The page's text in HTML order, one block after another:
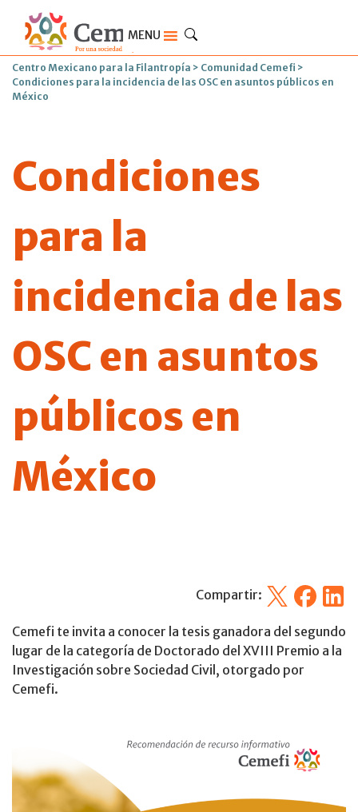
MENU
Centro Mexicano para la Filantropía > Comunidad Cemefi >
Condiciones para la incidencia de las OSC en asuntos públicos en
México
Condiciones
para la
incidencia de las
OSC en asuntos
públicos en
México
Compartir: X Facebook
Cemefi te invita a conocer la tesis ganadora del segundo
lugar de la categoría de Doctorado del XVIII Premio a la
Investigación sobre Sociedad Civil, otorgado por
Cemefi.